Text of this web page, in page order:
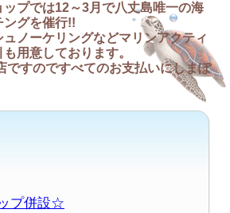
プでは12～3月で八丈島唯一の海
ングを催行!!
ノーケリングなどマリンアクティ
用意しております。
すのですべてのお支払いにしまぽ
プ併設☆